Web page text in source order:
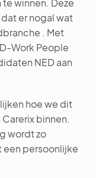
winnen. Deze
er nogal wat
. Met
Work People
NED aan
hoe we dit
binnen.
wordt zo
persoonlijke